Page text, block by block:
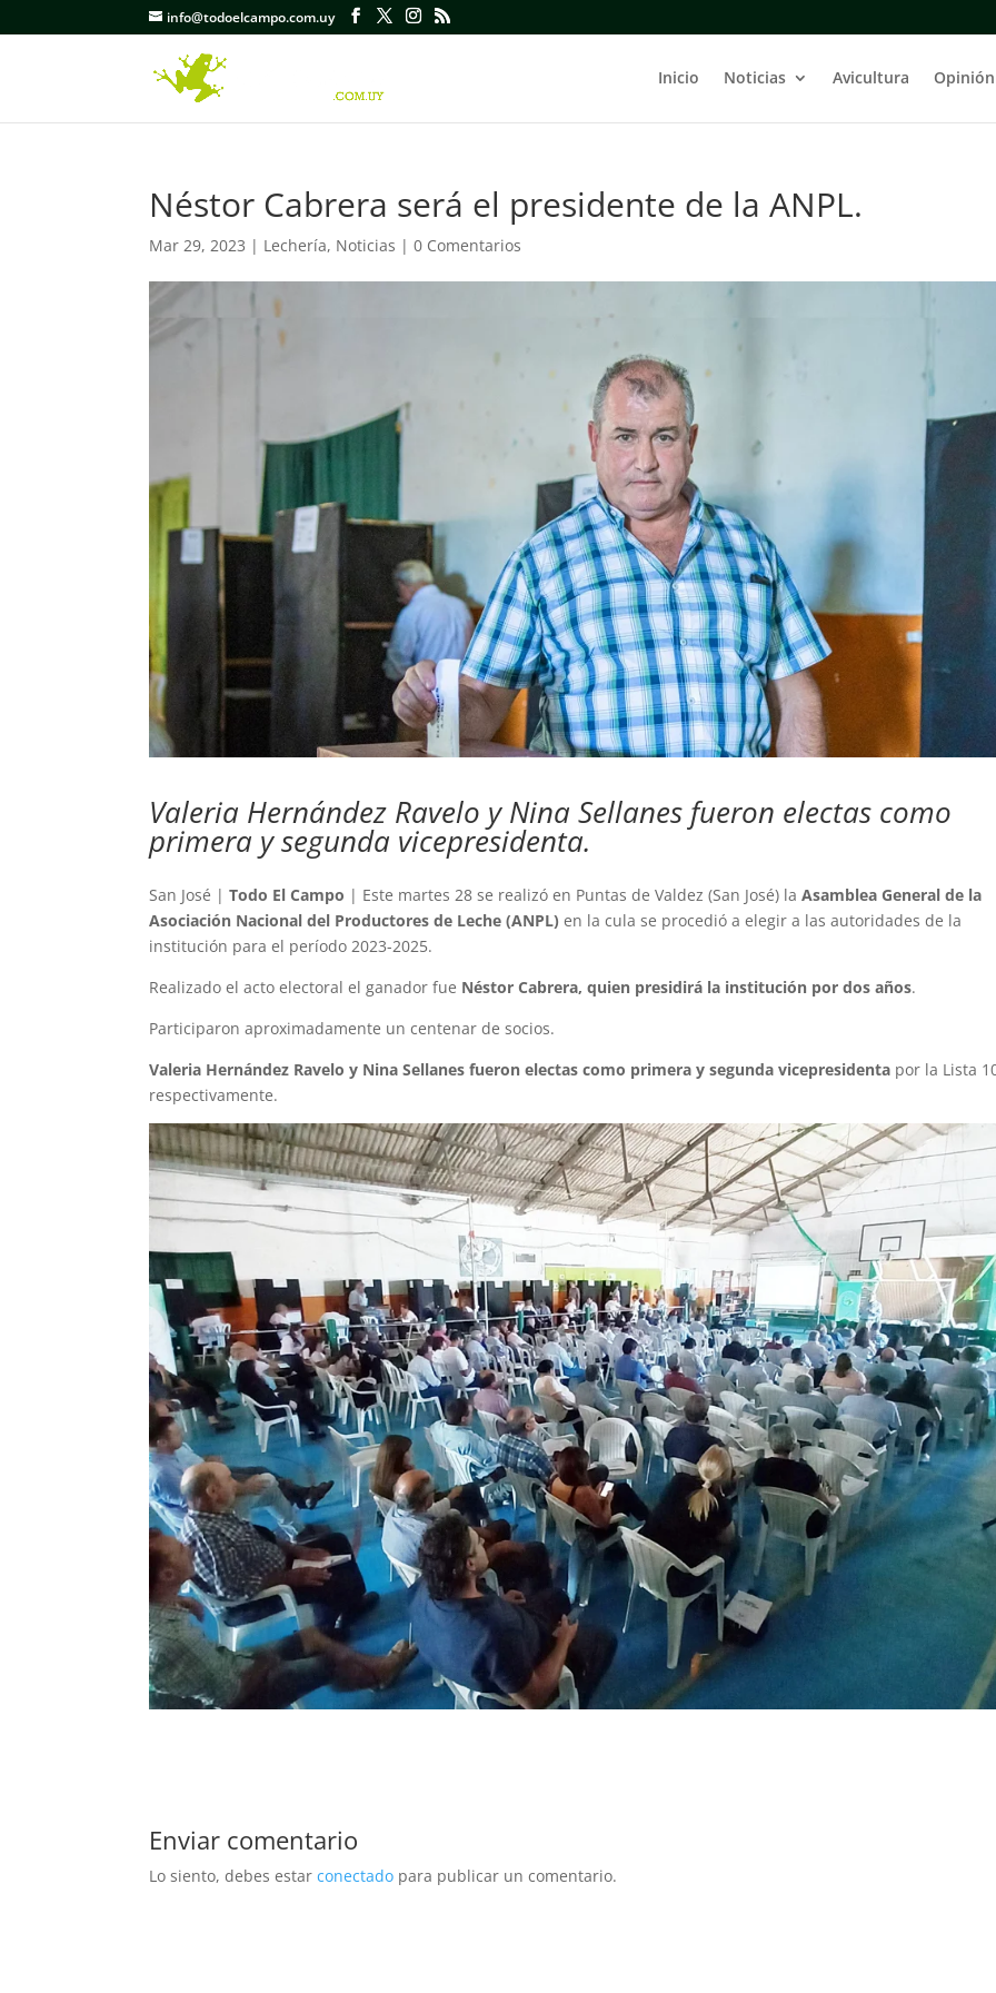
info@todoelcampo.com.uy
Inicio Noticias Avicultura Opinión
Néstor Cabrera será el presidente de la ANPL.
Mar 29, 2023 | Lechería, Noticias |0 Comentarios
Valeria Hernández Ravelo y Nina Sellanes fueron electas como
primera y segunda vicepresidenta.
San José |Todo El Campo | Este martes 28 se realizó en Puntas de Valdez (San José) laAsamblea General de la
Asociación Nacional del Productores de Leche (ANPL) en la cula se procedió a elegir a las autoridades de la
institución para el período 2023-2025.
Realizado el acto electoral el ganador fue Néstor Cabrera, quien presidirá la institución por dos años.
Participaron aproximadamente un centenar de socios.
Valeria Hernández Ravelo y Nina Sellanes fueron electas como primera y segunda vicepresidenta por la Lista
respectivamente.
Enviar comentario
Lo siento, debes estarconectado para publicar un comentario.